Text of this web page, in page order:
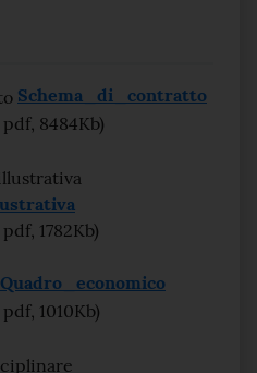
Schema_di_contratto
8484Kb)
1782Kb)
Quadro_economico
1010Kb)